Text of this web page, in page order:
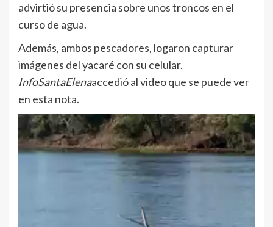
advirtió su presencia sobre unos troncos en el
curso de agua.
Además, ambos pescadores, logaron capturar
imágenes del yacaré con su celular.
InfoSantaElenaaccedió al video que se puede ver
en esta nota.
Reproductor
de
vídeo